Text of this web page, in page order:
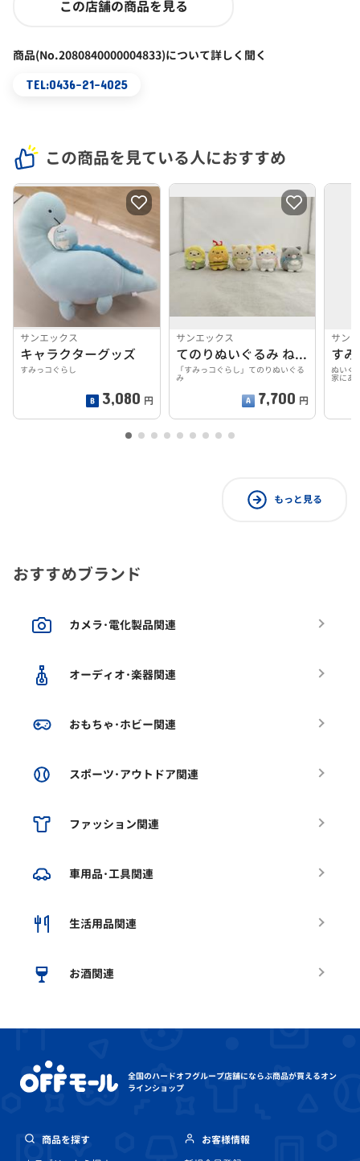
この店舗の商品を見る
商品(No.2080840000004833)について詳しく聞く
TEL:0436-21-4025
この商品を見ている人におすすめ
サンエックス
キャラクターグッズ
すみっコぐらし
3,080 円
サンエックス
てのりぬいぐるみ ねこのきょうだいにであいましたテーマ
「すみっコぐらし」てのりぬいぐる
み
7,700 円
サン
す
ぬいぐ
家にあ
もっと見る
おすすめブランド
カメラ･電化製品関連
オーディオ･楽器関連
おもちゃ･ホビー関連
スポーツ･アウトドア関連
ファッション関連
車用品･工具関連
生活用品関連
お酒関連
全国のハードオフグループ店舗にならぶ商品が買えるオン
ラインショップ
商品を探す
お客様情報